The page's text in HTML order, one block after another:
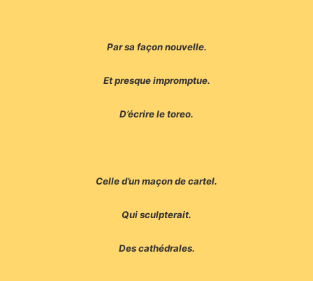
Par sa façon nouvelle.
Et presque impromptue.
D’écrire le toreo.
Celle d’un maçon de cartel.
Qui sculpterait.
Des cathédrales.